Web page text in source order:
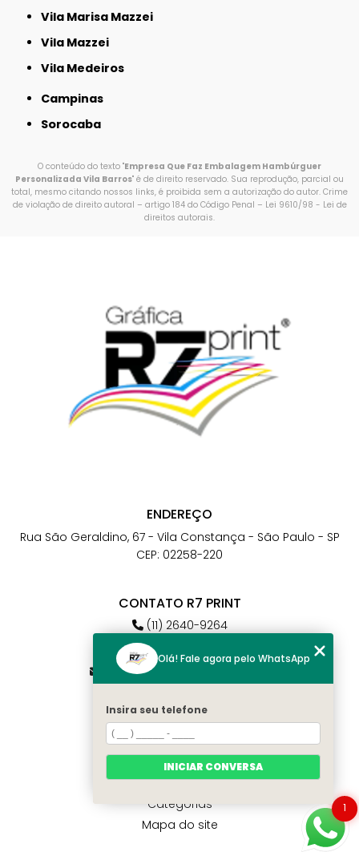
Vila Marisa Mazzei
Vila Mazzei
Vila Medeiros
Campinas
Sorocaba
O conteúdo do texto "Empresa Que Faz Embalagem Hambúrguer
Personalizada Vila Barros" é de direito reservado. Sua reprodução, parcial ou
total, mesmo citando nossos links, é proibida sem a autorização do autor. Crime
de violação de direito autoral – artigo 184 do Código Penal – Lei 9610/98 - Lei de
direitos autorais.
ENDEREÇO
Rua São Geraldino, 67 - Vila Constança - São Paulo - SP
CEP: 02258-220
CONTATO R7 PRINT
(11) 2640-9264
(11) 98784-6664
atendimento@r7print.com.br
MENU
Home
Quem somos
Contato
Categorias
Mapa do site
1
Olá! Fale agora pelo WhatsApp
Insira seu telefone
INICIAR CONVERSA